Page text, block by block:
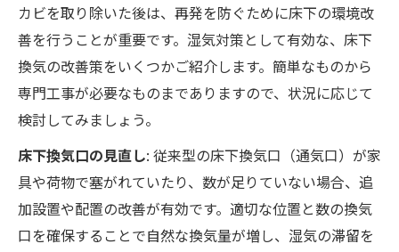
カビを取り除いた後は、再発を防ぐために床下の環境改
善を行うことが重要です。湿気対策として有効な、床下
換気の改善策をいくつかご紹介します。簡単なものから
専門工事が必要なものまでありますので、状況に応じて
検討してみましょう。
床下換気口の見直し: 従来型の床下換気口（通気口）が家
具や荷物で塞がれていたり、数が足りていない場合、追
加設置や配置の改善が有効です。適切な位置と数の換気
口を確保することで自然な換気量が増し、湿気の滞留を